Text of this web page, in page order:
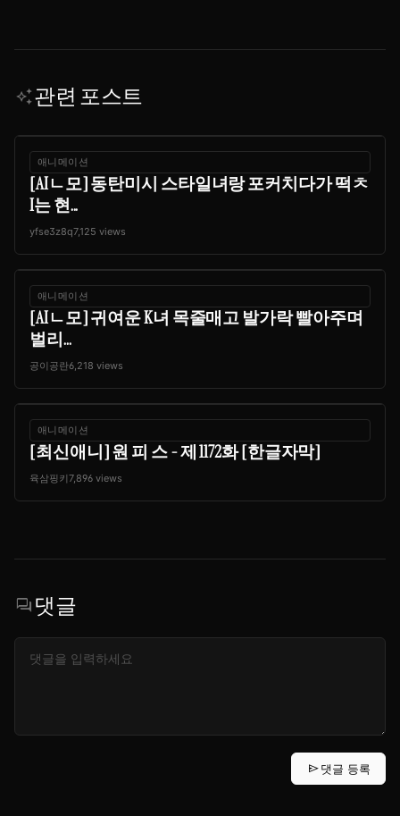
auto_awesome관련 포스트
애니메이션
[AIㄴ모] 동탄미시 스타일녀랑 포커치다가 떡ㅊ
I는 현...
yfse3z8q7,125 views
애니메이션
[AIㄴ모] 귀여운 K녀 목줄매고 발가락 빨아주며
벌리...
공이공란6,218 views
애니메이션
[최신애니] 원 피 스 - 제 1172화 [한글자막]
육삼핑키7,896 views
forum댓글
send댓글 등록